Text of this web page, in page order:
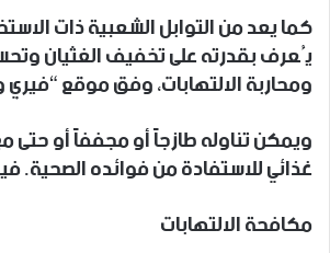
كما يعد من التوابل الشعبية ذات
يُعرف بقدرته على تخفيف الغثيان
ومحاربة الالتهابات، وفق موقع
ويمكن تناوله طازجاً أو مجففاً أو
غذائي للاستفادة من فوائده الصحية.
مكافحة الالتهابات